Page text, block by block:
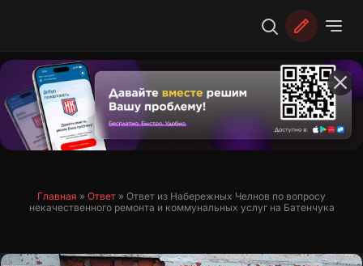
Главная » Ответ » Ответ из Набережных Челнов по вопросу
некачественного ремонта и коммунальных услуг на Батенчука